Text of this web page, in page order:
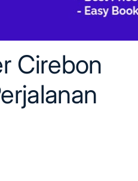
Cirebon